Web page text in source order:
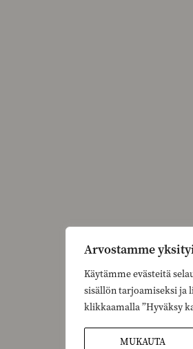
Arvostamme
Käytämme evästeitä
sisällön tarjoamiseksi ja
klikkaamalla ”Hyväksy
MUKAUTA